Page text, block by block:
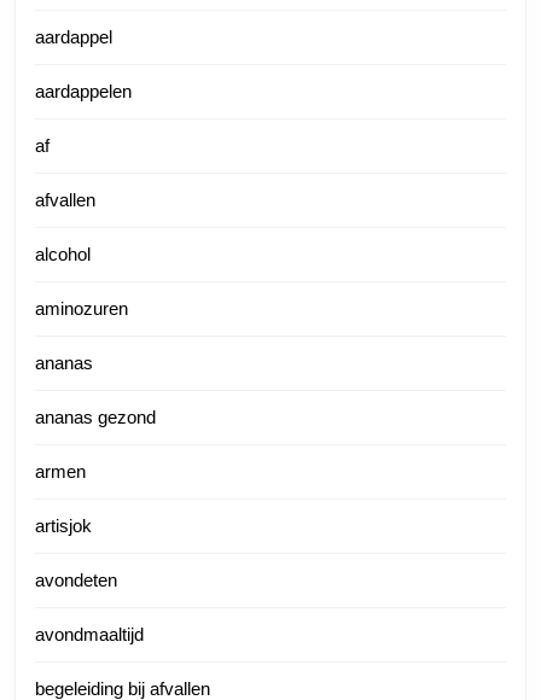
aardappel
aardappelen
af
afvallen
alcohol
aminozuren
ananas
ananas gezond
armen
artisjok
avondeten
avondmaaltijd
begeleiding bij afvallen